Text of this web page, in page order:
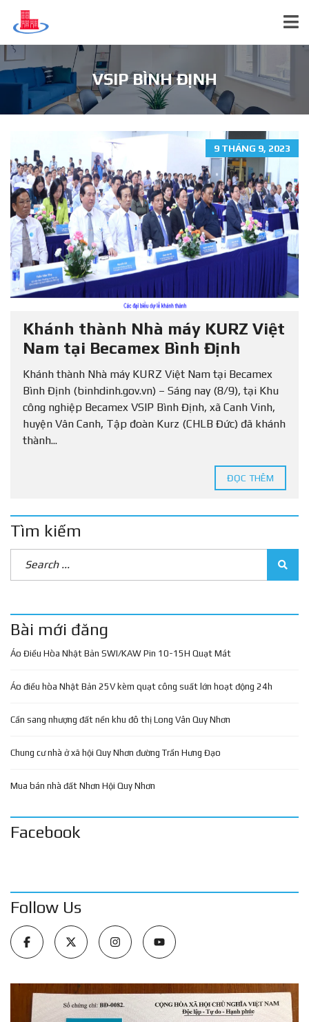
VSIP BÌNH ĐỊNH
9 THÁNG 9, 2023
Khánh thành Nhà máy KURZ Việt
Nam tại Becamex Bình Định
Khánh thành Nhà máy KURZ Việt Nam tại Becamex
Bình Định (binhdinh.gov.vn) – Sáng nay (8/9), tại Khu
công nghiệp Becamex VSIP Bình Định, xã Canh Vinh,
huyện Vân Canh, Tập đoàn Kurz (CHLB Đức) đã khánh
thành...
ĐỌC THÊM
Tìm kiếm
Bài mới đăng
Áo Điều Hòa Nhật Bản SWI/KAW Pin 10-15H Quạt Mát
Áo điều hòa Nhật Bản 25V kèm quạt công suất lớn hoạt động 24h
Cần sang nhượng đất nền khu đô thị Long Vân Quy Nhơn
Chung cư nhà ở xã hội Quy Nhơn đường Trần Hưng Đạo
Mua bán nhà đất Nhơn Hội Quy Nhơn
Facebook
Follow Us